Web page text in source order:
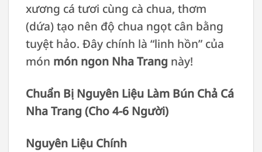
xương cá tươi cùng cà chua, thơm
(dứa) tạo nên độ chua ngọt cân bằng
tuyệt hảo. Đây chính là “linh hồn” của
món món ngon Nha Trang này!
Chuẩn Bị Nguyên Liệu Làm Bún Chả Cá
Nha Trang (Cho 4-6 Người)
Nguyên Liệu Chính